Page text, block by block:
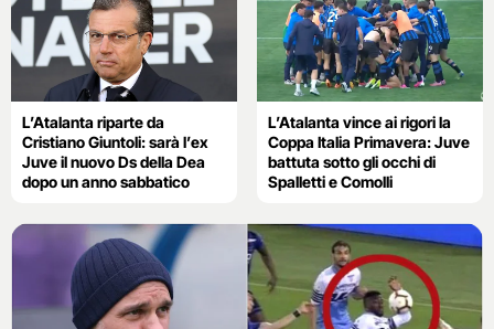
L’Atalanta riparte da
Cristiano Giuntoli: sarà l’ex
Juve il nuovo Ds della Dea
dopo un anno sabbatico
L’Atalanta vince ai rigori la
Coppa Italia Primavera: Juve
battuta sotto gli occhi di
Spalletti e Comolli